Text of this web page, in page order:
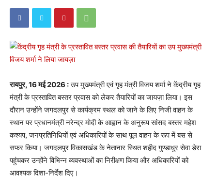
रायपुर, 16 मई 2026 :उप मुख्यमंत्री एवं गृह मंत्री विजय शर्मा ने केंद्रीय गृह
मंत्री के प्रस्तावित बस्तर प्रवास को लेकर तैयारियों का जायज़ा लिया। इस
दौरान उन्होंने जगदलपुर से कार्यक्रम स्थल को जाने के लिए निजी वाहन के
स्थान पर प्रधानमंत्री नरेन्द्र मोदी के आह्वान के अनुरूप सांसद बस्तर महेश
कश्यप, जनप्रतिनिधियों एवं अधिकारियों के साथ पूल वाहन के रूप में बस से
सफर किया। जगदलपुर विकासखंड के नेतानार स्थित शहीद गुण्डाधुर सेवा डेरा
पहुंचकर उन्होंने विभिन्न व्यवस्थाओं का निरीक्षण किया और अधिकारियों को
आवश्यक दिशा-निर्देश दिए।